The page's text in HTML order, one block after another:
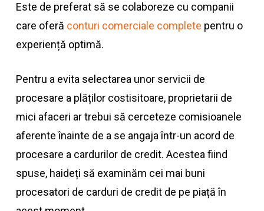
Este de preferat să se colaboreze cu companii
care oferă conturi comerciale complete pentru o
experiență optimă.
Pentru a evita selectarea unor servicii de
procesare a plăților costisitoare, proprietarii de
mici afaceri ar trebui să cerceteze comisioanele
aferente înainte de a se angaja într-un acord de
procesare a cardurilor de credit. Acestea fiind
spuse, haideți să examinăm cei mai buni
procesatori de carduri de credit de pe piață în